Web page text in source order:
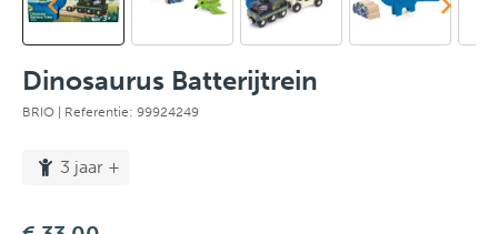
Dinosaurus Batterijtrein
BRIO | Referentie: 99924249
3 jaar +